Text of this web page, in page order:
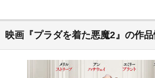
映画『プラダを着た悪魔2』の作